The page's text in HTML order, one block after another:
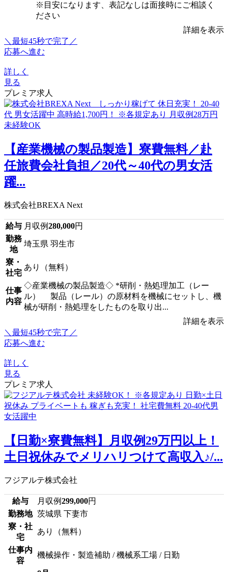
※目安になります、表記なしは面接時にご相談く
ださい
詳細を表示
＼最短45秒で完了／
応募へ進む
詳しく
見る
プレミア求人
【産業機械の製品製造】寮費無料／赴
任旅費会社負担／20代～40代の男女活
躍...
株式会社BREXA Next
給与 月収例280,000円
勤務
地
埼玉県 羽生市
寮・
社宅
あり（無料）
仕事
内容
◇産業機械の製品製造◇ *研削・熱処理加工（レー
ル） 製品（レール）の原材料を機械にセットし、機
械が研削・熱処理をしたものを取り出...
詳細を表示
＼最短45秒で完了／
応募へ進む
詳しく
見る
プレミア求人
【日勤×寮費無料】月収例29万円以上！
土日祝休みでメリハリつけて高収入♪/...
フジアルテ株式会社
給与 月収例299,000円
勤務地 茨城県 下妻市
寮・社
宅
あり（無料）
仕事内
容
機械操作・製造補助 / 機械系工場 / 日勤